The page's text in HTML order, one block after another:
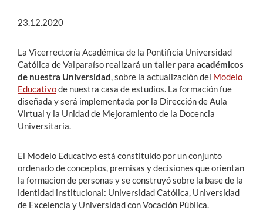
23.12.2020
La Vicerrectoría Académica de la Pontificia Universidad
Católica de Valparaíso realizará un taller para académicos
de nuestra Universidad, sobre la actualización del Modelo
Educativode nuestra casa de estudios. La formación fue
diseñada y será implementada por la Dirección de Aula
Virtual y la Unidad de Mejoramiento de la Docencia
Universitaria.
El Modelo Educativo está constituido por un conjunto
ordenado de conceptos, premisas y decisiones que orientan
la formacion de personas y se construyó sobre la base de la
identidad institucional: Universidad Católica, Universidad
de Excelencia y Universidad con Vocación Pública.